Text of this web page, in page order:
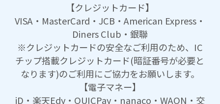
【クレジットカード】
VISA・MasterCard・JCB・American Express・
Diners Club・銀聯
※クレジットカードの安全なご利用のため、IC
チップ搭載クレジットカード(暗証番号が必要と
なります)のご利用にご協力をお願いします。
【電子マネー】
iD・楽天Edy・QUICPay・nanaco・WAON・交